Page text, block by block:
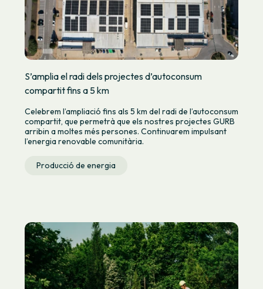
S’amplia el radi dels projectes d’autoconsum
compartit fins a 5 km
Celebrem l’ampliació fins als 5 km del radi de l’autoconsum
compartit, que permetrà que els nostres projectes GURB
arribin a moltes més persones. Continuarem impulsant
l’energia renovable comunitària.
Producció de energia